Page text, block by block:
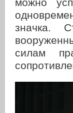
значка.
силам